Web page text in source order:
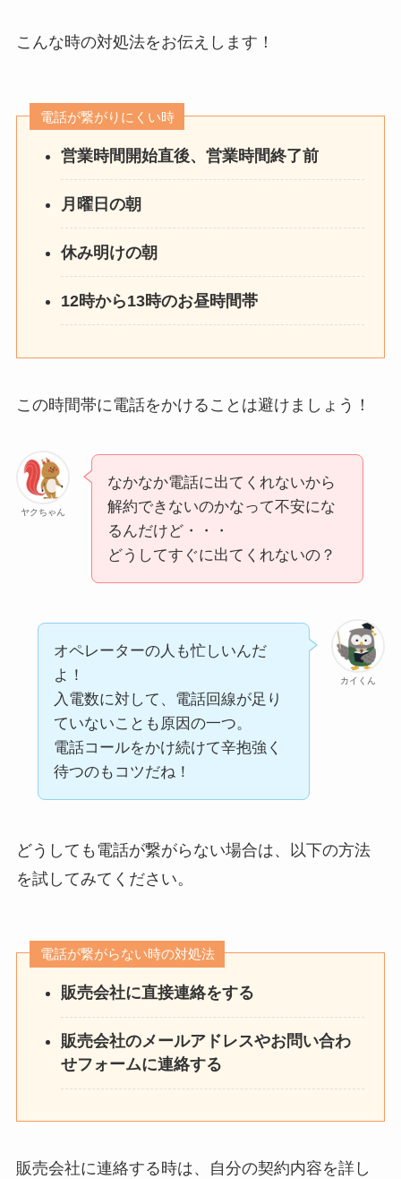
こんな時の対処法をお伝えします！
電話が繋がりにくい時
営業時間開始直後、営業時間終了前
月曜日の朝
休み明けの朝
12時から13時のお昼時間帯
この時間帯に電話をかけることは避けましょう！
ヤクちゃん
なかなか電話に出てくれないから
解約できないのかなって不安にな
るんだけど・・・
どうしてすぐに出てくれないの？
カイくん
オペレーターの人も忙しいんだ
よ！
入電数に対して、電話回線が足り
ていないことも原因の一つ。
電話コールをかけ続けて辛抱強く
待つのもコツだね！
どうしても電話が繋がらない場合は、以下の方法
を試してみてください。
電話が繋がらない時の対処法
販売会社に直接連絡をする
販売会社のメールアドレスやお問い合わ
せフォームに連絡する
販売会社に連絡する時は、自分の契約内容を詳し